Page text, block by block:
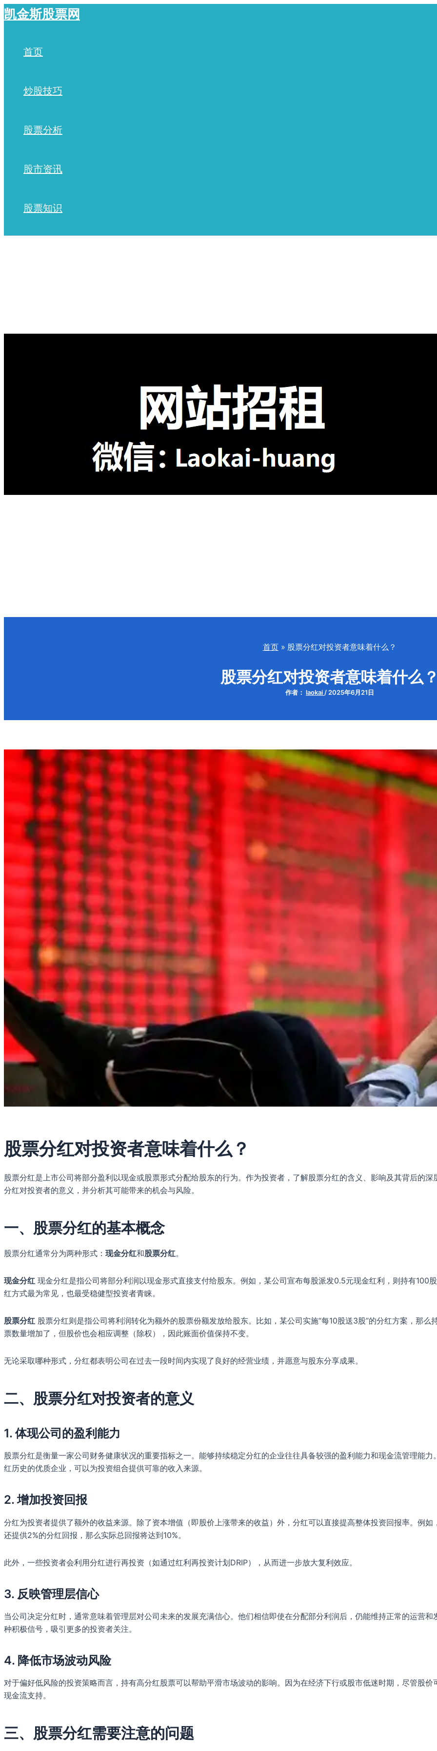
跳
至
凯金斯股票网
首页
炒股技巧
股票分析
股市资讯
股票知识
首页 股票分红对投资者意味着什么？
股票分红对投资者意味着什么
作者： laokai / 2025年6月21日
股票分红对投资者意味着什么？
股票分红是上市公司将部分盈利以现金或股票形式分配给股东的行为。作为投资者，了解股票分红的含义、影响及其背后的
分红对投资者的意义，并分析其可能带来的机会与风险。
一、股票分红的基本概念
股票分红通常分为两种形式： 现金分红和股票分红。
现金分红 现金分红是指公司将部分利润以现金形式直接支付给股东。例如，某公司宣布每股派发0.5元现金红利，则持有100
红方式最为常见，也最受稳健型投资者青睐。
股票分红 股票分红则是指公司将利润转化为额外的股票份额发放给股东。比如，某公司实施“每10股送3股”的分红方案，那
票数量增加了，但股价也会相应调整（除权），因此账面价值保持不变。
无论采取哪种形式，分红都表明公司在过去一段时间内实现了良好的经营业绩，并愿意与股东分享成果。
二、股票分红对投资者的意义
1.体现公司的盈利能力
股票分红是衡量一家公司财务健康状况的重要指标之一。能够持续稳定分红的企业往往具备较强的盈利能力和现金流管理能
红历史的优质企业，可以为投资组合提供可靠的收入来源。
2.增加投资回报
分红为投资者提供了额外的收益来源。除了资本增值（即股价上涨带来的收益）外，分红可以直接提高整体投资回报率。例
还提供2%的分红回报，那么实际总回报将达到10%。
此外，一些投资者会利用分红进行再投资（如通过红利再投资计划DRIP），从而进一步放大复利效应。
3. 反映管理层信心
当公司决定分红时，通常意味着管理层对公司未来的发展充满信心。他们相信即使在分配部分利润后，仍能维持正常的运营
种积极信号，吸引更多的投资者关注。
4. 降低市场波动风险
对于偏好低风险的投资策略而言，持有高分红股票可以帮助平滑市场波动的影响。因为在经济下行或股市低迷时期，尽管股
现金流支持。
三、股票分红需要注意的问题